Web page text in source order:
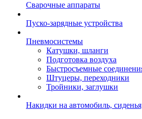
Сварочные аппараты
Пуско-зарядные устройства
Пневмосистемы
Катушки, шланги
Подготовка воздуха
Быстросъемные
Штуцеры, переходники
Тройники, заглушки
Накидки на автомобиль,